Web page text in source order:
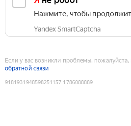
Нажмите, чтобы
Yandex SmartCaptcha
Если у вас возникли проблемы, пожалуйста,
обратной связи
9181931948598251157:1786088889